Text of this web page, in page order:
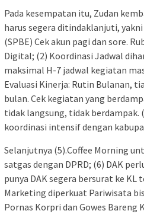
Pada kesempatan itu, Zudan
harus segera ditindaklanjuti,
(SPBE) Cek akun pagi dan sore.
Digital; (2) Koordinasi Jadwal
maksimal H-7 jadwal kegiatan
Evaluasi Kinerja: Rutin Bulanan,
bulan. Cek kegiatan yang
tidak langsung, tidak berdampak.
koordinasi intensif dengan
Selanjutnya (5).Coffee Morning
satgas dengan DPRD; (6) DAK
punya DAK segera bersurat ke KL
Marketing diperkuat Pariwisata
Pornas Korpri dan Gowes Bareng